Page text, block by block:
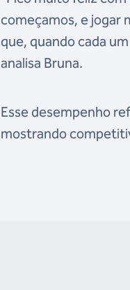
começamos, e jogar
que, quando cada
analisa Bruna.
Esse desempenho
mostrando